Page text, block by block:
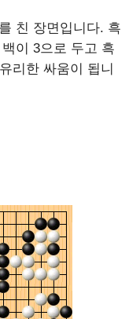
친 장면입니다. 흑
이 3으로 두고 흑
리한 싸움이 됩니